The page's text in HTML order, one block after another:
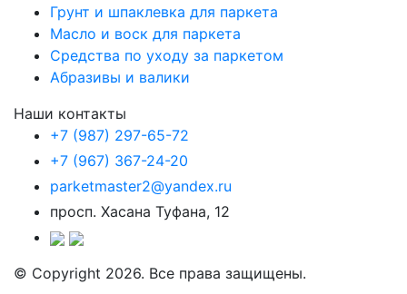
Грунт и шпаклевка для паркета
Масло и воск для паркета
Средства по уходу за паркетом
Абразивы и валики
Наши контакты
+7 (987) 297-65-72
+7 (967) 367-24-20
parketmaster2@yandex.ru
просп. Хасана Туфана, 12
© Copyright 2026. Все права защищены.